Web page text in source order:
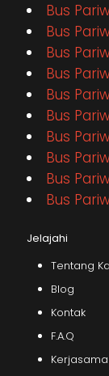
Bus
Bus
Bus
Bus
Bus
Bus
Bus
Bus
Bus
Bus
Jelajahi
Tentang
Blog
Kontak
F.A.Q
Kerjasama